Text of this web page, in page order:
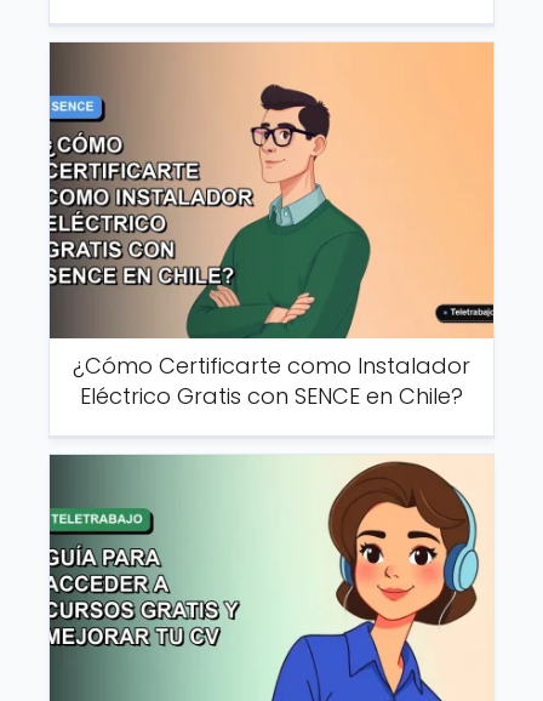
¿Cómo Certificarte como Instalador
Eléctrico Gratis con SENCE en Chile?